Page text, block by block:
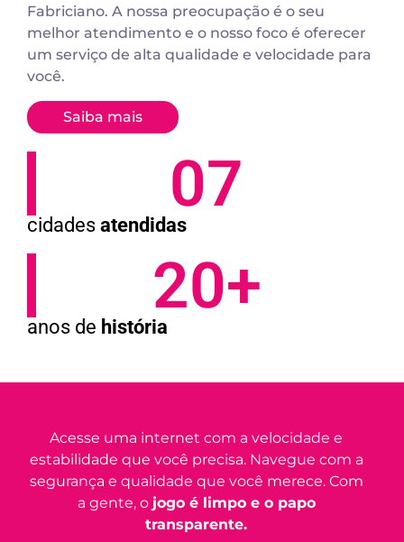
Fabriciano. A nossa preocupação é o seu
melhor atendimento e o nosso foco é oferecer
um serviço de alta qualidade e velocidade para
você.
Saiba mais
07
cidades atendidas
20+
anos de história
Acesse uma internet com a velocidade e
estabilidade que você precisa. Navegue com a
segurança e qualidade que você merece. Com
a gente, o jogo é limpo e o papo
transparente.